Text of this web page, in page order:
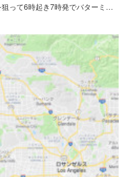
って6時起き7時発でバターミ…